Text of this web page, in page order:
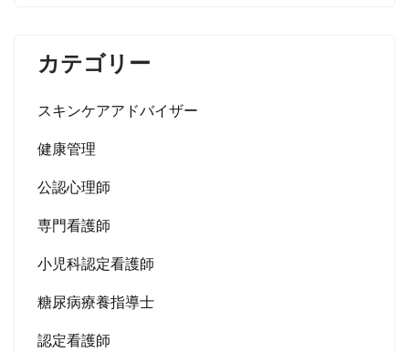
カテゴリー
スキンケアアドバイザー
健康管理
公認心理師
専門看護師
小児科認定看護師
糖尿病療養指導士
認定看護師